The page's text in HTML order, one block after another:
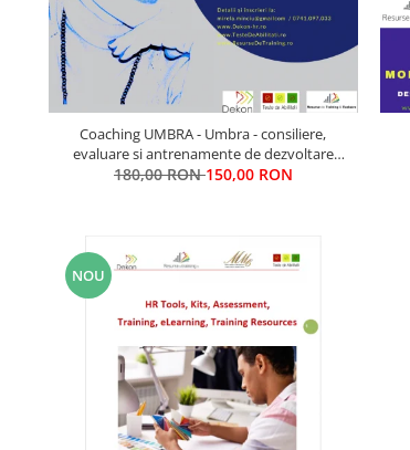
Coaching UMBRA - Umbra - consiliere,
evaluare si antrenamente de dezvoltare
Cariere De Elita; antrenamente si pregatire
180,00 RON150,00 RON
NOU